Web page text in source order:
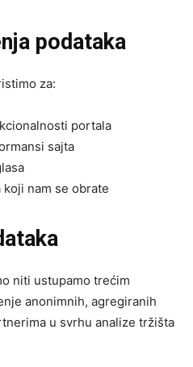
podataka
za:
portala
sajta
nam se obrate
niti ustupamo trećim
anonimnih, agregiranih
u svrhu analize tržišta